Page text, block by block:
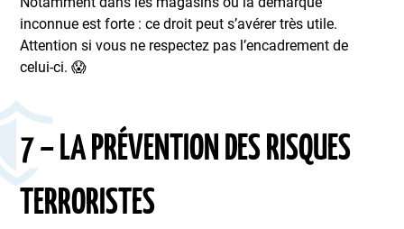
inconnue est forte : ce droit peut s’avérer très utile.
Attention si vous ne respectez pas l’encadrement de
celui-ci. 😱
7 – LA PRÉVENTION DES RISQUES
TERRORISTES